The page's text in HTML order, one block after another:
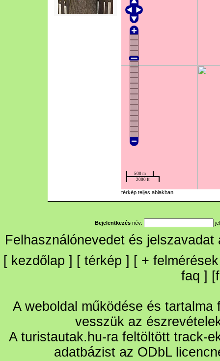
térkép teljes ablakban
Bejelentkezés név:
Felhasználónevedet és
[ kezdőlap ] [ térkép ] [ + felmérések
faq ] [
A weboldal működése és
vesszük az
A turistautak.hu-ra feltöltött track-
adatbázist az ODbL